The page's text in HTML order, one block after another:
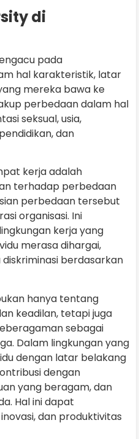
di
pada
hal karakteristik, latar
mereka bawa ke
perbedaan dalam hal
seksual, usia,
dan
kerja adalah
terhadap perbedaan
perbedaan tersebut
organisasi. Ini
kerja yang
merasa dihargai,
berdasarkan
hanya tentang
keadilan, tetapi juga
sebagai
Dalam lingkungan yang
dengan latar belakang
dengan
yang beragam, dan
Hal ini dapat
dan produktivitas